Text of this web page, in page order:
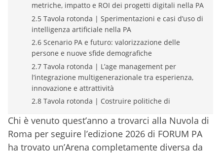
metriche, impatto e ROI dei progetti digitali nella PA
2.5 Tavola rotonda | Sperimentazioni e casi d’uso di
intelligenza artificiale nella PA
2.6 Scenario PA e futuro: valorizzazione delle
persone e nuove sfide demografiche
2.7 Tavola rotonda | L’age management per
l’integrazione multigenerazionale tra esperienza,
innovazione e attrattività
2.8 Tavola rotonda | Costruire politiche di
demografico
2.9 Tavola rotonda | Dirigenza e leadership per una
PA che guarda al futuro
Chi è venuto quest’anno a trovarci alla Nuvola di
Roma per seguire l’edizione 2026 di FORUM PA
ha trovato un’Arena completamente diversa da